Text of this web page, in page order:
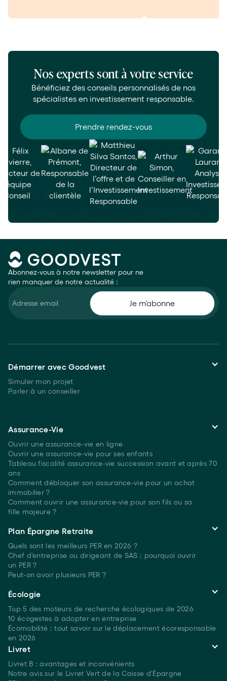
Nos experts sont à votre service
Bénéficiez des conseils personnalisés de nos
spécialistes en investissement responsable.
Prendre rendez-vous
Abonnez-vous à notre newsletter pour ne
rien manquer de notre actualité :
Démarrer avec Goodvest
Simuler mon projet
Parler à un conseiller
Assurance-Vie
Ouvrir une assurance-vie en ligne
Ouvrir une assurance-vie pour ses enfants
Tableau fiscalité assurance-vie succession avant et après 70
ans
Comment débloquer son assurance-vie pour un achat
immobilier ?
Comment ouvrir une assurance-vie pour son fils ou sa
fille majeure ?
Plan Épargne Retraite
Quels sont les meilleurs PERen 2026 ?
Chef d'entreprise ou dirigeant de SAS : pourquoi ouvrir
un PER ?
Peut-on avoir plusieurs PER ?
Écologie
Top 5 des moteurs de recherche écologiques de 2026
10 écogestes à adopter en entreprise
Écomobilité : tout savoir sur le déplacement écoresponsable
en 2026
Livret
Livret B : avantages et inconvénients
Notre avis sur le Livret Vert de la Caisse d'Épargne